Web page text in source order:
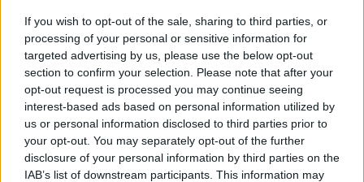
If you wish to opt-out of the sale, sharing to third parties, or
processing of your personal or sensitive information for
targeted advertising by us, please use the below opt-out
section to confirm your selection. Please note that after your
opt-out request is processed you may continue seeing
interest-based ads based on personal information utilized by
us or personal information disclosed to third parties prior to
your opt-out. You may separately opt-out of the further
disclosure of your personal information by third parties on the
IAB’s list of downstream participants. This information may